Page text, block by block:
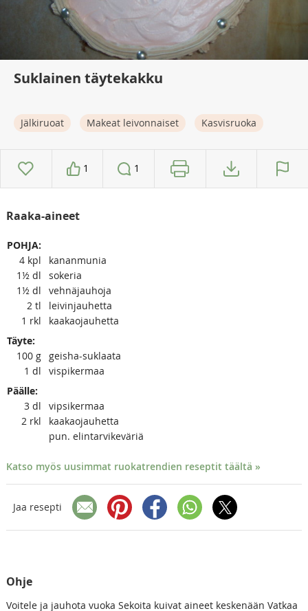
Suklainen täytekakku
Jälkiruoat Makeat leivonnaiset Kasvisruoka
1 1
Raaka-aineet
POHJA:
4 kpl
kananmunia
1½ dl
sokeria
1½ dl
vehnäjauhoja
2 tl
leivinjauhetta
1 rkl
kaakaojauhetta
Täyte:
100 g
geisha-suklaata
1 dl
vispikermaa
Päälle:
3 dl
vipsikermaa
2 rkl
kaakaojauhetta
pun. elintarvikeväriä
Katso myös uusimmat ruokatrendien reseptit täältä »
Jaa resepti
Ohje
Voitele ja jauhota vuoka Sekoita kuivat aineet keskenään Vatkaa